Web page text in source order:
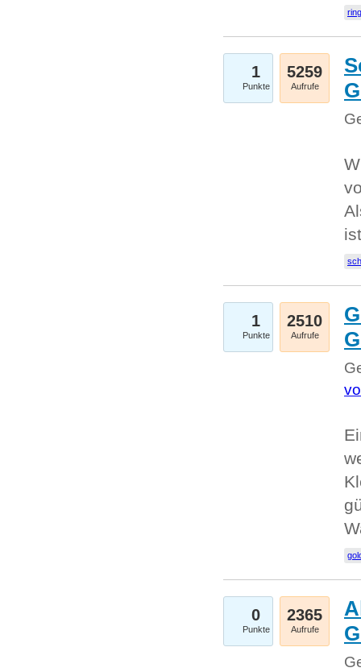
ring
1
Punkte
5259
Aufrufe
1
Punkte
2510
Aufrufe
0
Punkte
2365
Aufrufe